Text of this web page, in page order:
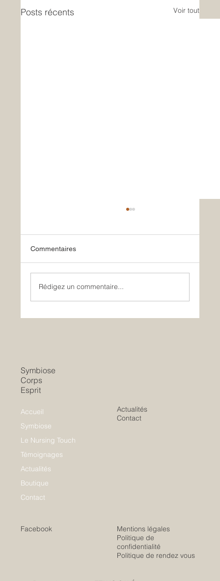
Posts récents Voir tout
Commentaires
Rédigez un commentaire...
Symbiose
Corps
Esprit
Accueil
Symbiose
Le Nursing Touch
Témoignages
Actualités
Boutique
Contact
Actualités
Contact
Mentions légales
Politique de
confidentialité
Politique de rendez vous
Facebook